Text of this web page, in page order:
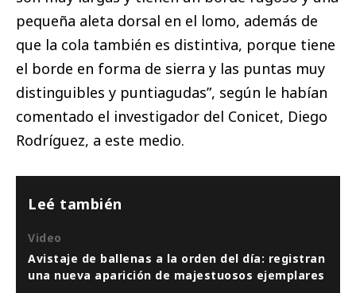
pequeña aleta dorsal en el lomo, además de
que la cola también es distintiva, porque tiene
el borde en forma de sierra y las puntas muy
distinguibles y puntiagudas”, según le habían
comentado el investigador del Conicet, Diego
Rodríguez, a este medio.
Leé también
Video
Avistaje de ballenas a la orden del día: registran
una nueva aparición de majestuosos ejemplares